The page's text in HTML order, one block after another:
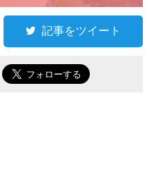
記事をツイート